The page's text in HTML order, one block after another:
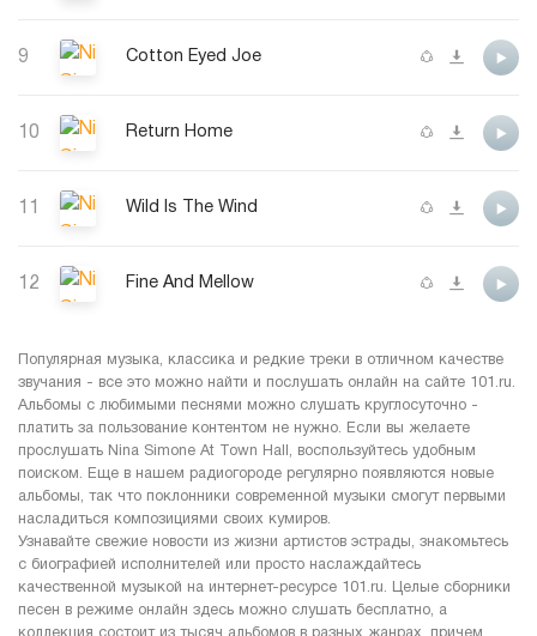
9 Cotton Eyed Joe
10 Return Home
11 Wild Is The Wind
12 Fine And Mellow
Популярная музыка, классика и редкие треки в отличном качестве
звучания - все это можно найти и послушать онлайн на сайте 101.ru.
Альбомы с любимыми песнями можно слушать круглосуточно -
платить за пользование контентом не нужно. Если вы желаете
прослушать Nina Simone At Town Hall, воспользуйтесь удобным
поиском. Еще в нашем радиогороде регулярно появляются новые
альбомы, так что поклонники современной музыки смогут первыми
насладиться композициями своих кумиров.
Узнавайте свежие новости из жизни артистов эстрады, знакомьтесь
с биографией исполнителей или просто наслаждайтесь
качественной музыкой на интернет-ресурсе 101.ru. Целые сборники
песен в режиме онлайн здесь можно слушать бесплатно, а